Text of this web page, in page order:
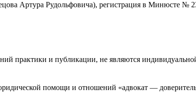
Артура Рудольфовича), регистрация в Минюсте №
практики и публикации, не являются
помощи и отношений «адвокат —